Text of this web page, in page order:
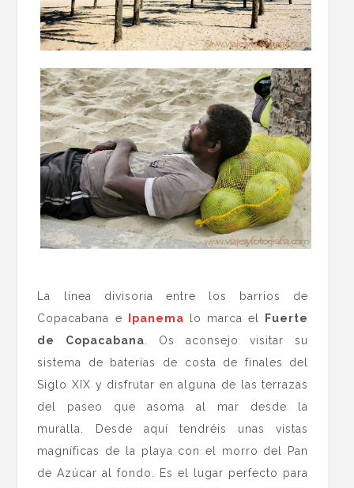
La línea divisoria entre los barrios de
Copacabana e
Ipanema lo marca el
Fuerte
de Copacabana . Os aconsejo visitar su
sistema de baterías de costa de finales del
Siglo XIX y disfrutar en alguna de las terrazas
del paseo que asoma al mar desde la
muralla. Desde aquí tendréis unas vistas
magníficas de la playa con el morro del Pan
de Azúcar al fondo. Es el lugar perfecto para